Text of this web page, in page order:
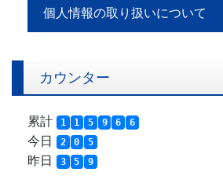
個人情報の取り扱いについて
カウンター
累計 1 1 5 9 6 6
今日 2 0 5
昨日 3 5 9